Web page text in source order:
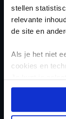
stellen
relevante
de site en
Als je het niet
cookies en
onder aan de
toekomst